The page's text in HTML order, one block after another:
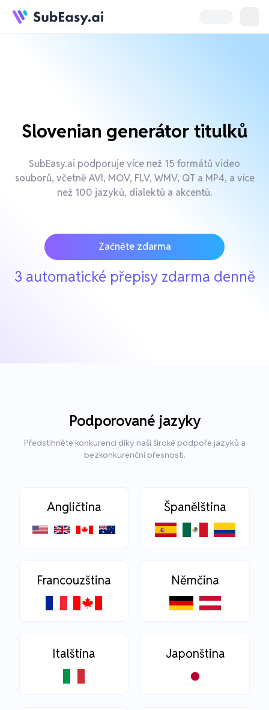
Slovenian generátor titulků
SubEasy.ai podporuje více než 15 formátů video
souborů, včetně AVI, MOV, FLV, WMV, QT a MP4, a více
než 100 jazyků, dialektů a akcentů.
Začněte zdarma
3 automatické přepisy zdarma denně
Podporované jazyky
Předstihněte konkurenci díky naší široké podpoře jazyků a
bezkonkurenční přesnosti.
Angličtina Španělština
Francouzština Němčina
Italština Japonština